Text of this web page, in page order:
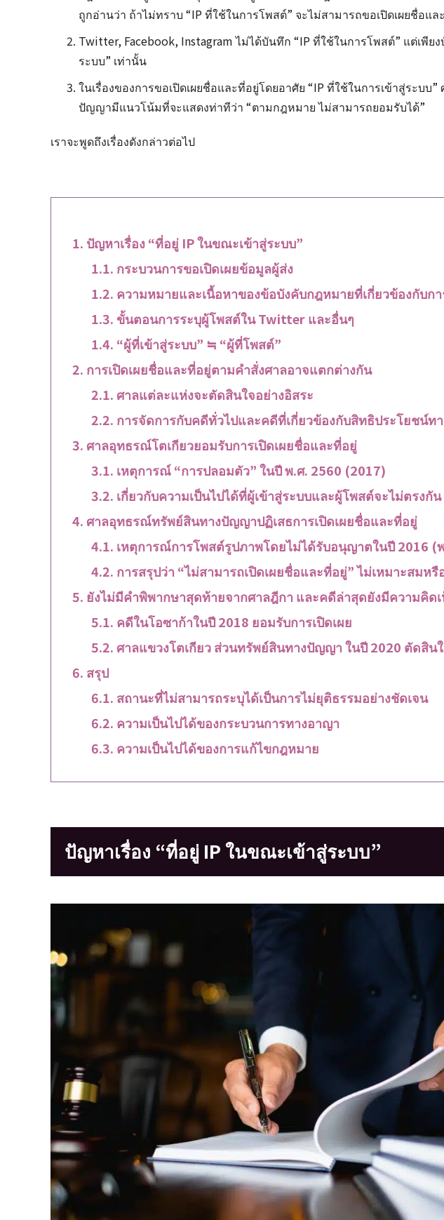
ถูกอ่านว่า ถ้าไม่ทราบ “IP ที่ใช้ในการโพสต์” จะไม่สามารถขอเปิดเผยชื่อแล
Twitter, Facebook, Instagram ไม่ได้บันทึก “IP ที่ใช้ในการโพสต์” แต่เพีย
ระบบ” เท่านั้น
ในเรื่องของการขอเปิดเผยชื่อและที่อยู่โดยอาศัย “IP ที่ใช้ในการเข้าสู่ระบบ
ปัญญามีแนวโน้มที่จะแสดงท่าทีว่า “ตามกฎหมาย ไม่สามารถยอมรับได้”
เราจะพูดถึงเรื่องดังกล่าวต่อไป
ปัญหาเรื่อง “ที่อยู่ IP ในขณะเข้าสู่ระบบ”
กระบวนการขอเปิดเผยข้อมูลผู้ส่ง
ความหมายและเนื้อหาของข้อบังคับกฎหมายที่เกี่ยวข้องกับกา
ขั้นตอนการระบุผู้โพสต์ใน Twitter และอื่นๆ
“ผู้ที่เข้าสู่ระบบ” ≒ “ผู้ที่โพสต์”
การเปิดเผยชื่อและที่อยู่ตามคำสั่งศาลอาจแตกต่างกัน
ศาลแต่ละแห่งจะตัดสินใจอย่างอิสระ
การจัดการกับคดีทั่วไปและคดีที่เกี่ยวข้องกับสิทธิประโยชน์ท
ศาลอุทธรณ์โตเกียวยอมรับการเปิดเผยชื่อและที่อยู่
เหตุการณ์ “การปลอมตัว” ในปี พ.ศ. 2560 (2017)
เกี่ยวกับความเป็นไปได้ที่ผู้เข้าสู่ระบบและผู้โพสต์จะไม่ตรงกัน
ศาลอุทธรณ์ทรัพย์สินทางปัญญาปฏิเสธการเปิดเผยชื่อและที่อยู่
เหตุการณ์การโพสต์รูปภาพโดยไม่ได้รับอนุญาตในปี 2016 (
การสรุปว่า “ไม่สามารถเปิดเผยชื่อและที่อยู่” ไม่เหมาะสมหรื
ยังไม่มีคำพิพากษาสุดท้ายจากศาลฎีกา และคดีล่าสุดยังมีความคิด
คดีในโอซาก้าในปี 2018 ยอมรับการเปิดเผย
ศาลแขวงโตเกียว ส่วนทรัพย์สินทางปัญญา ในปี 2020 ตัดสิน
สรุป
สถานะที่ไม่สามารถระบุได้เป็นการไม่ยุติธรรมอย่างชัดเจน
ความเป็นไปได้ของกระบวนการทางอาญา
ความเป็นไปได้ของการแก้ไขกฎหมาย
ปัญหาเรื่อง “ที่อยู่ IP ในขณะเข้าสู่ระบบ”